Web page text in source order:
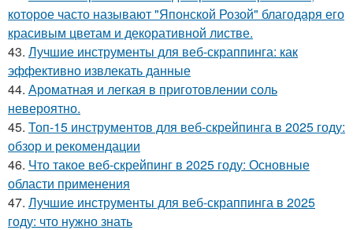
которое часто называют "Японской Розой" благодаря его
красивым цветам и декоративной листве.
43. Лучшие инструменты для веб-скраппинга: как
эффективно извлекать данные
44. Ароматная и легкая в приготовлении соль
невероятно.
45. Топ-15 инструментов для веб-скрейпинга в 2025 году:
обзор и рекомендации
46. Что такое веб-скрейпинг в 2025 году: Основные
области применения
47. Лучшие инструменты для веб-скраппинга в 2025
году: что нужно знать